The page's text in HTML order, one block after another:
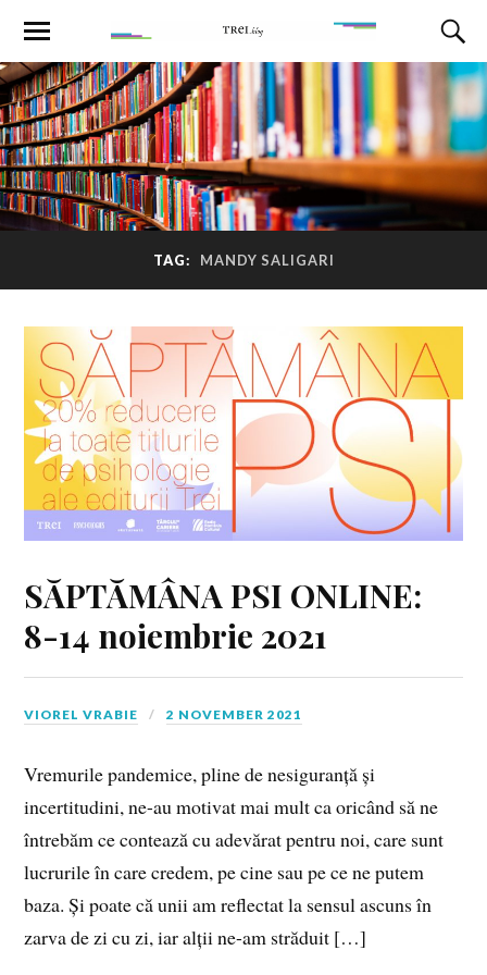
TAG: MANDY SALIGARI
SĂPTĂMÂNA PSI ONLINE:
8-14 noiembrie 2021
VIOREL VRABIE 2 NOVEMBER 2021
Vremurile pandemice, pline de nesiguranță și
incertitudini, ne-au motivat mai mult ca oricând să ne
întrebăm ce contează cu adevărat pentru noi, care sunt
lucrurile în care credem, pe cine sau pe ce ne putem
baza. Și poate că unii am reflectat la sensul ascuns în
zarva de zi cu zi, iar alții ne-am străduit […]